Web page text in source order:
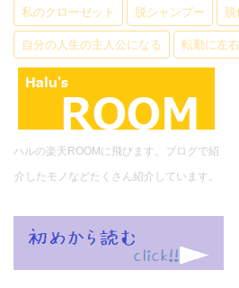
私のクローゼット 脱シャンプー 脱
自分の人生の主人公になる 転勤に左
ハルの楽天ROOMに飛びます。ブログで紹
介したモノなどたくさん紹介しています。